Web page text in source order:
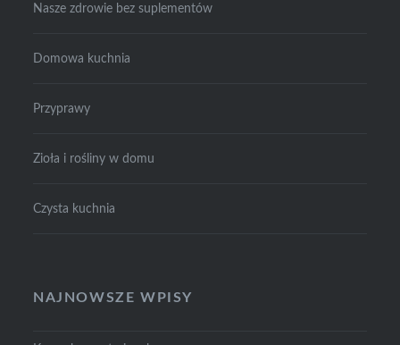
Nasze zdrowie bez suplementów
Domowa kuchnia
Przyprawy
Zioła i rośliny w domu
Czysta kuchnia
NAJNOWSZE WPISY